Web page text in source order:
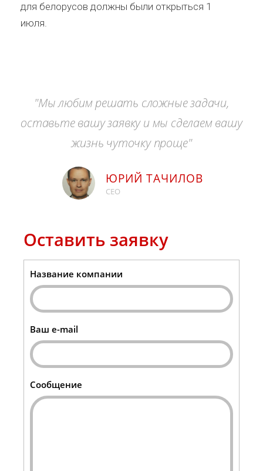
для белорусов должны были открыться 1
июля.⠀
"Мы любим решать сложные задачи,
оставьте вашу заявку и мы сделаем вашу
жизнь чуточку проще"
ЮРИЙ ТАЧИЛОВ
CEO
Оставить заявку
Название компании
Ваш e-mail
Сообщение